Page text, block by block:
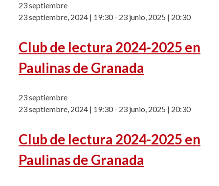
23 septiembre
23 septiembre, 2024 | 19:30- 23 junio, 2025 | 20:30
Club de lectura 2024-2025 en
Paulinas de Granada
23 septiembre
23 septiembre, 2024 | 19:30- 23 junio, 2025 | 20:30
Club de lectura 2024-2025 en
Paulinas de Granada